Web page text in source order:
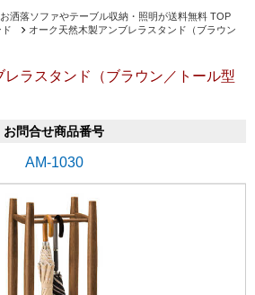
洒落ソファやテーブル収納・照明が送料無料 TOP
オーク天然木製アンブレラスタンド（ブラウン
ラスタンド（ブラウン／トール型
お問合せ商品番号
AM-1030